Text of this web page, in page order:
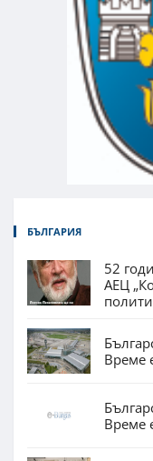
БЪЛГАРИЯ
52
АЕЦ
Време
Време